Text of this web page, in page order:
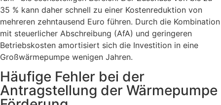
35 % kann daher schnell zu einer Kostenreduktion von
mehreren zehntausend Euro führen. Durch die Kombination
mit steuerlicher Abschreibung (AfA) und geringeren
Betriebskosten amortisiert sich die Investition in eine
Großwärmepumpe wenigen Jahren.
Häufige Fehler bei der
Antragstellung der Wärmepumpe